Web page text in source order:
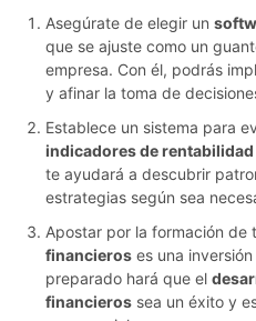
Asegúrate de elegir un
que se ajuste como un
empresa. Con él, podrás
y afinar la toma de
Establece un sistema para
indicadores de rentabilidad
te ayudará a descubrir
estrategias según sea
Apostar por la formación de
financieros es una
preparado hará que el
financieros sea un éxito y